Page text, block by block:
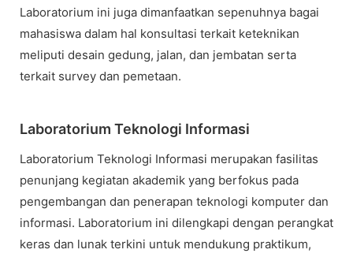
Laboratorium ini juga dimanfaatkan sepenuhnya bagai
mahasiswa dalam hal konsultasi terkait keteknikan
meliputi desain gedung, jalan, dan jembatan serta
terkait survey dan pemetaan.
Laboratorium Teknologi Informasi
Laboratorium Teknologi Informasi merupakan fasilitas
penunjang kegiatan akademik yang berfokus pada
pengembangan dan penerapan teknologi komputer dan
informasi. Laboratorium ini dilengkapi dengan perangkat
keras dan lunak terkini untuk mendukung praktikum,